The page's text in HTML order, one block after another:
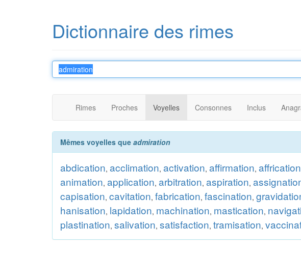
Dictionnaire des rimes
Rimes Proches Voyelles Consonnes Inclus
Mêmes voyelles que admiration
abdication, acclimation, activation, affirmation, affrication
animation, application, arbitration, aspiration,
capisation, cavitation, fabrication, fascination,
hanisation, lapidation, machination, mastication,
plastination, salivation, satisfaction, tramisation,